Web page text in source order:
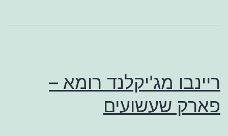
ריינבו מג'יקלנד רומא –
פארק שעשועים